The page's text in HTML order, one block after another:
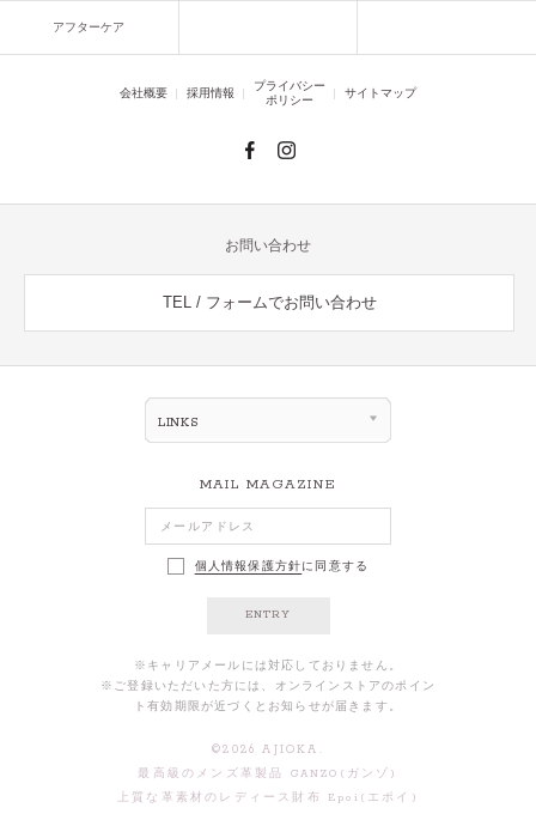
アフターケア
会社概要 採用情報
プライバシー
ポリシー
サイトマップ
お問い合わせ
TEL / フォームでお問い合わせ
LINKS
MAIL MAGAZINE
個人情報保護方針に同意する
ENTRY
※キャリアメールには対応しておりません。
※ご登録いただいた方には、オンラインストアのポイン
ト有効期限が近づくとお知らせが届きます。
©2026 AJIOKA.
最高級のメンズ革製品 GANZO(ガンゾ)
上質な革素材のレディース財布 Epoi(エポイ)